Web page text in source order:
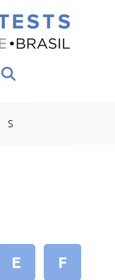
S
E F